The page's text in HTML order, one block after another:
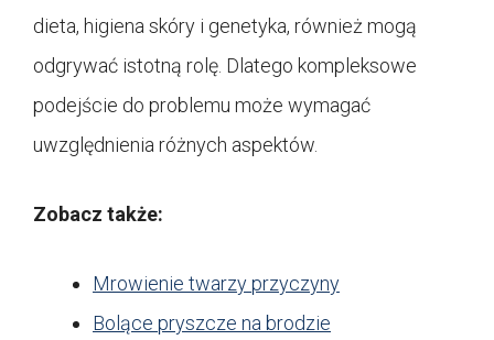
dieta, higiena skóry i genetyka, również mogą
odgrywać istotną rolę. Dlatego kompleksowe
podejście do problemu może wymagać
uwzględnienia różnych aspektów.
Zobacz także:
Mrowienie twarzy przyczyny
Bolące pryszcze na brodzie